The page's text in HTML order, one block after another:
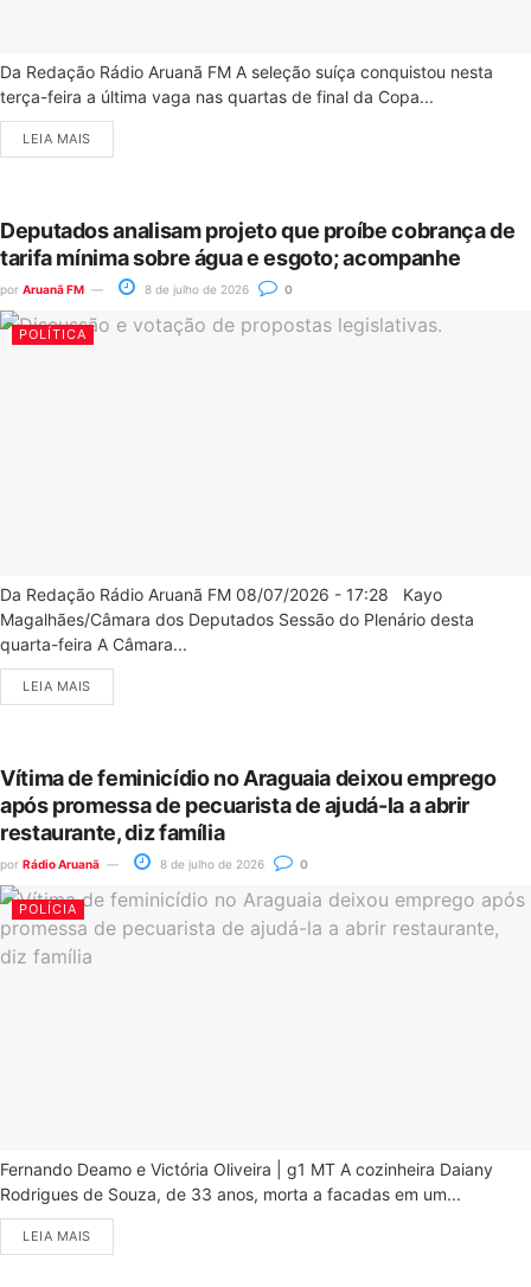
Da Redação Rádio Aruanã FM A seleção suíça conquistou nesta
terça-feira a última vaga nas quartas de final da Copa...
LEIA MAIS
Deputados analisam projeto que proíbe cobrança de
tarifa mínima sobre água e esgoto; acompanhe
por Aruanã FM 8 de julho de 2026 0
POLÍTICA
Da Redação Rádio Aruanã FM 08/07/2026 - 17:28 Kayo
Magalhães/Câmara dos Deputados Sessão do Plenário desta
quarta-feira A Câmara...
LEIA MAIS
Vítima de feminicídio no Araguaia deixou emprego
após promessa de pecuarista de ajudá-la a abrir
restaurante, diz família
por Rádio Aruanã 8 de julho de 2026 0
POLÍCIA
Fernando Deamo e Victória Oliveira | g1 MT A cozinheira Daiany
Rodrigues de Souza, de 33 anos, morta a facadas em um...
LEIA MAIS